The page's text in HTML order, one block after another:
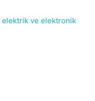
elektrik ve elektronik